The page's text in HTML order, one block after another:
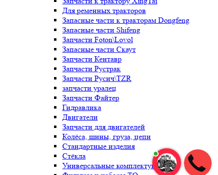
Для ременных тракторов
Запасные части к тракторам Dongfeng
Запасные части Shifeng
Запчасти Foton\Lovol
Запасные части Скаут
Запчасти Кентавр
Запчасти Рустрак
Запчасти Русич\TZR
запчасти уралец
Запчасти Файтер
Гидравлика
Двигатели
Запчасти для двигателей
Колёса, шины, груза, цепи
Стандартные изделия
Стёкла
Универсальные комплектующие